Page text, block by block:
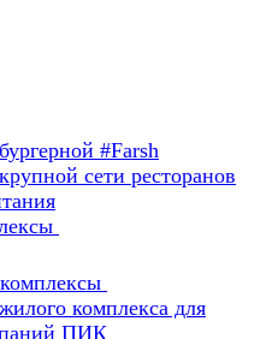
#Farsh
сети ресторанов
комплекса для
ПИК